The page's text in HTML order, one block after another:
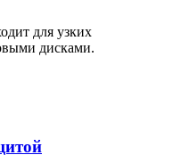
для узких
дисками.